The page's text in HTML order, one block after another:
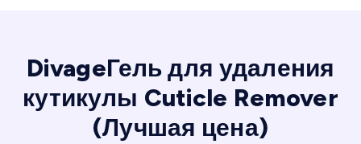
DivageГель для удаления
кутикулы Cuticle Remover
(Лучшая цена)